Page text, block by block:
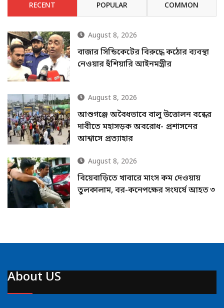
RECENT POPULAR COMMON
August 8, 2026
বাজার সিন্ডিকেটের বিরুদ্ধে কঠোর ব্যবস্থা
নেওয়ার হুঁশিয়ারি আইনমন্ত্রীর
August 8, 2026
আশুগঞ্জে অবৈধভাবে বালু উত্তোলন বন্ধের
দাবীতে মহাসড়ক অবরোধ- প্রশাসনের
আশ্বাসে প্রত্যাহার
August 8, 2026
বিয়েবাড়িতে খাবারে মাংস কম দেওয়ায়
তুলকালাম, বর-কনেপক্ষের সংঘর্ষে আহত ৩
About US